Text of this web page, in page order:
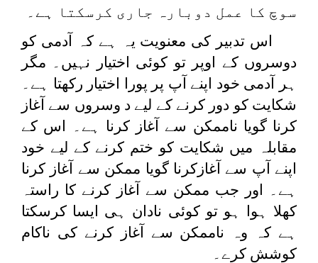
سوچ کا عمل دوبارہ جاری کرسکتا ہے۔
اس تدبیر کی معنویت یہ ہے کہ آدمی کو
دوسروں کے اوپر تو کوئی اختیار نہیں۔ مگر
ہر آدمی خود اپنے آپ پر پورا اختیار رکھتا ہے۔
شکایت کو دور کرنے کے لیے د وسروں سے آغاز
کرنا گویا ناممکن سے آغاز کرنا ہے۔ اس کے
مقابلہ میں شکایت کو ختم کرنے کے لیے خود
اپنے آپ سے آغازکرنا گویا ممکن سے آغاز کرنا
ہے۔ اور جب ممکن سے آغاز کرنے کا راستہ
کھلا ہوا ہو تو کوئی نادان ہی ایسا کرسکتا
ہے کہ وہ ناممکن سے آغاز کرنے کی ناکام
کوشش کرے۔